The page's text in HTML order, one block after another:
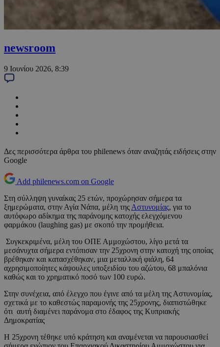
newsroom
9 Ιουνίου 2026, 8:39
Δες περισσότερα άρθρα του philenews όταν αναζητάς ειδήσεις στην
Google
Add philenews.com on Google
Στη σύλληψη γυναίκας 25 ετών, προχώρησαν σήμερα τα
ξημερώματα, στην Αγία Νάπα, μέλη της Αστυνομίας, για το
αυτόφωρο αδίκημα της παράνομης κατοχής ελεγχόμενου
φαρμάκου (laughing gas) με σκοπό την προμήθεια.
Συγκεκριμένα, μέλη του ΟΠΕ Αμμοχώστου, λίγο μετά τα
μεσάνυχτα σήμερα εντόπισαν την 25χρονη στην κατοχή της οποίας
βρέθηκαν και κατασχέθηκαν, μια μεταλλική φιάλη, 64
αχρησιμοποίητες κάψουλες υποξειδίου του αζώτου, 68 μπαλόνια
καθώς και το χρηματικό ποσό των 100 ευρώ.
Στην συνέχεια, από έλεγχο που έγινε από τα μέλη της Αστυνομίας,
σχετικά με το καθεστώς παραμονής της 25χρονης, διαπιστώθηκε
ότι αυτή διαμένει παράνομα στο έδαφος της Κυπριακής
Δημοκρατίας
Η 25χρονη τέθηκε υπό κράτηση και αναμένεται να παρουσιασθεί